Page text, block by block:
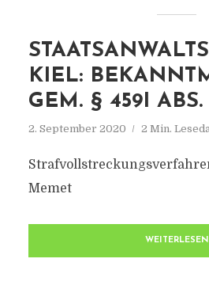
KIEL:
GEM. § 459I ABS.
2. September 2020 2 Min.
Memet
WEITERLESEN